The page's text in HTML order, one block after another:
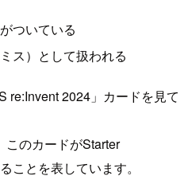
ついている
ス）として扱われる
re:Invent 2024」カードを見て
このカードがStarter
ことを表しています。